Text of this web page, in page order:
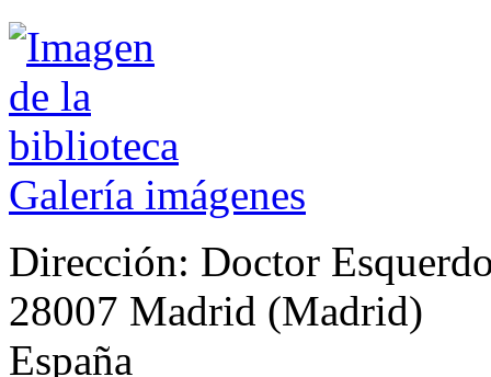
Galería imágenes
Dirección: Doctor
28007 Madrid (Madrid)
España